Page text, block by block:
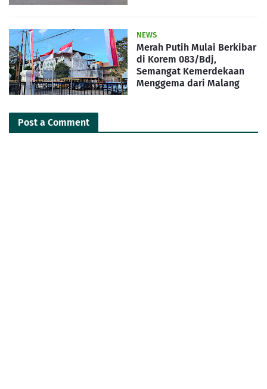
NEWS
Merah Putih Mulai Berkibar
di Korem 083/Bdj,
Semangat Kemerdekaan
Menggema dari Malang
Post a Comment